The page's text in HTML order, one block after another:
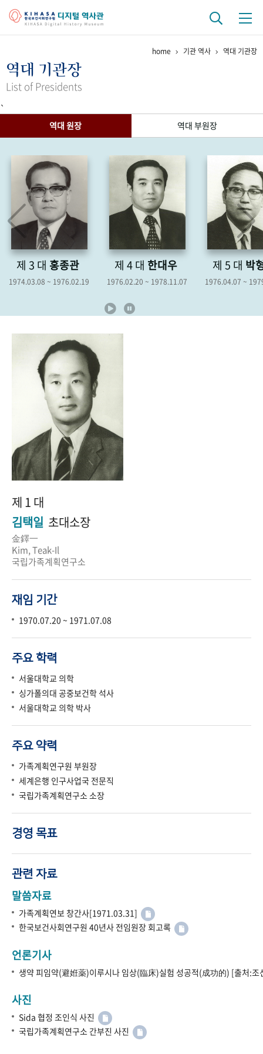
걸어온 길 기관 변천사
연구 역사
정책과 연구 키워드로 보는 연구 역사
연구자들
기록물 아카이브
사진 아카이브 문서 기록물 행정박물 영상 기록물
50+1주년 기념
성과 50선 숫자로 보는 50년 50 +1주년 광장
세계와 함께 한 KIHASA
home 기관 역사 역대 기관장
역대 기관장
List of Presidents
`
역대 원장
역대 부원장
관 제 4 대 한대우
1976.02.20 ~ 1978.11.07
제 5 대 박형종
1976.04.07 ~ 1979.04.06
제
제 1 대
김택일 초대소장
金鐸一
Kim, Teak-Il
국립가족계획연구소
재임 기간
1970.07.20 ~ 1971.07.08
주요 학력
서울대학교 의학
싱가폴의대 공중보건학 석사
서울대학교 의학 박사
주요 약력
가족계획연구원 부원장
세계은행 인구사업국 전문직
국립가족계획연구소 소장
경영 목표
관련 자료
말씀자료
가족계획연보 창간사[1971.03.31]
한국보건사회연구원 40년사 전임원장 회고록
언론기사
생약 피임약(避姙薬)이루시나 임상(臨床)실험 성공적(成功的) [출처:
사진
Sida 협정 조인식 사진
국립가족계획연구소 간부진 사진